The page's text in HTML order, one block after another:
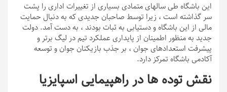
این باشگاه طی سالهای متمادی بسیاری از تغییرات اداری را پشت
سر گذاشته است ، زیرا توسط صاحبان جدیدی که به دنبال حمایت
مالی از این باشگاه و دستیابی به ثبات بودند ، به دست آمد. دولت
جدید به منظور اطمینان از پایداری عملکرد تیم در لیگ برتر و
پیشرفت استعدادهای جوان ، بر جذب بازیکنان جوان و توسعه
آکادمی باشگاه تمرکز دارد.
نقش توده ها در راهپیمایی اسپایزیا